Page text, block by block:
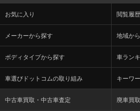
お気に入り 閲覧履歴
メーカーから探す 地域か
ボディタイプから探す 車ラン
車選びドットコムの取り組み キーワ
中古車買取・中古車査定 廃車買取